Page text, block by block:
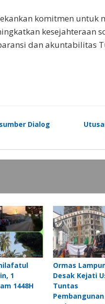
komitmen untuk
kesejahteraan
dan akuntabilitas
Dialog
1
1448H
Ormas
Desak Kejati
Tuntas
Pembangunan